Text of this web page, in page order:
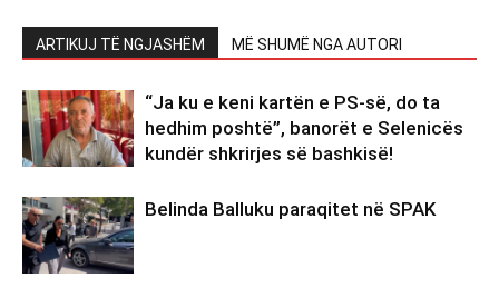
ARTIKUJ TË NGJASHËM MË SHUMË NGA AUTORI
“Ja ku e keni kartën e PS-së, do ta
hedhim poshtë”, banorët e Selenicës
kundër shkrirjes së bashkisë!
Belinda Balluku paraqitet në SPAK